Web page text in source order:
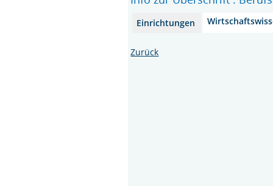
Einrichtungen
Zurück